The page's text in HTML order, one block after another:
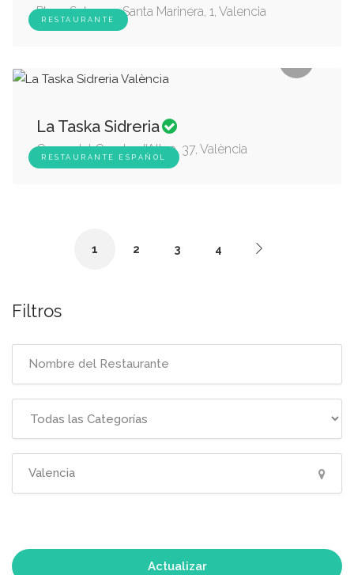
RESTAURANTE
Plaza Setmana Santa Marinera, 1, Valencia
RESTAURANTE ESPAÑOL
La Taska Sidreria
Carrer del Comte d'Altea, 37, València
1 2 3 4
Filtros
Actualizar